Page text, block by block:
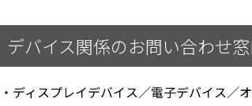
デバイス関係のお問い合わせ
・ディスプレイデバイス／電子デバイス／